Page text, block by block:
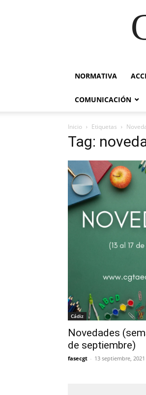
NORMATIVA
COMUNICACIÓN
Inicio Etiquetas
Tag:
Cádiz
Novedades
de septiembre)
fasecgt - 13 septiembre, 2021